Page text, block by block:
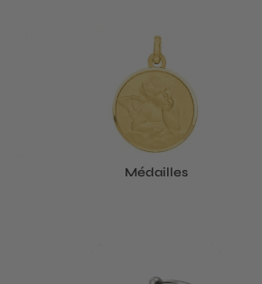
Médailles